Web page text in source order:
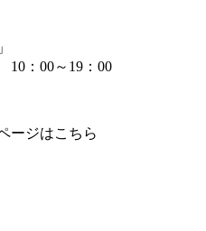
：00～19：00
ージはこちら